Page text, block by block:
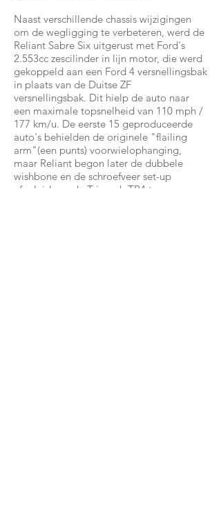
Naast verschillende chassis wijzigingen
om de wegligging te verbeteren, werd de
Reliant Sabre Six uitgerust met Ford's
2.553cc zescilinder in lijn motor, die werd
gekoppeld aan een Ford 4 versnellingsbak
in plaats van de Duitse ZF
versnellingsbak. Dit hielp de auto naar
een maximale topsnelheid van 110 mph /
177 km/u. De eerste 15 geproduceerde
auto's behielden de originele "flailing
arm"(een punts) voorwielophanging,
maar Reliant begon later de dubbele
wishbone en de schroefveer set-up
afgeleid van de Triumph TR4 te